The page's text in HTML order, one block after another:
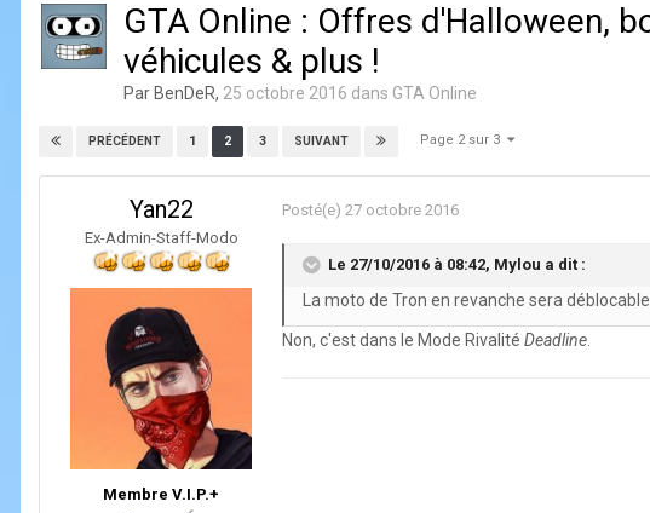
GTA Online : Offres d'Halloween,
véhicules & plus !
Par BenDeR, 25 octobre 2016 dans GTA Online
PRÉCÉDENT 1 2 3 SUIVANT Page 2 sur 3
Yan22
Ex-Admin-Staff-Modo
Membre V.I.P.+
Posté(e) 27 octobre 2016
Le 27/10/2016 à 08:42, Mylou a dit :
La moto de Tron en revanche sera
Non, c'est dans le Mode Rivalité Deadline